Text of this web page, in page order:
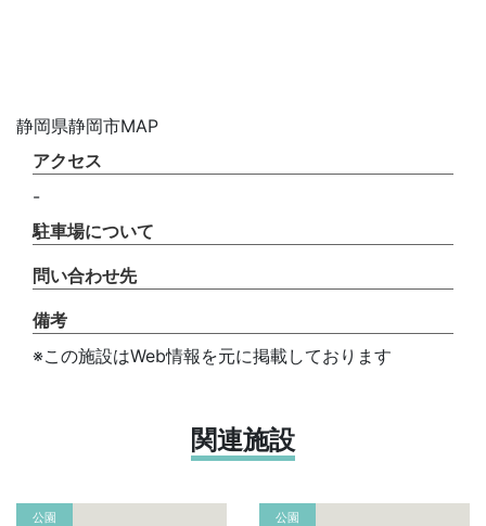
静岡県静岡市MAP
アクセス
-
駐車場について
問い合わせ先
備考
※この施設はWeb情報を元に掲載しております
関連施設
公園 公園